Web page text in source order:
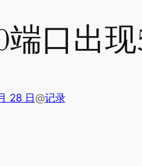
口出
28 日@记录